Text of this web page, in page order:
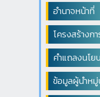
อำนาจหน้าที่
โครงสร้างก
คำแถลงนโย
ข้อมูลผู้นำหมู่